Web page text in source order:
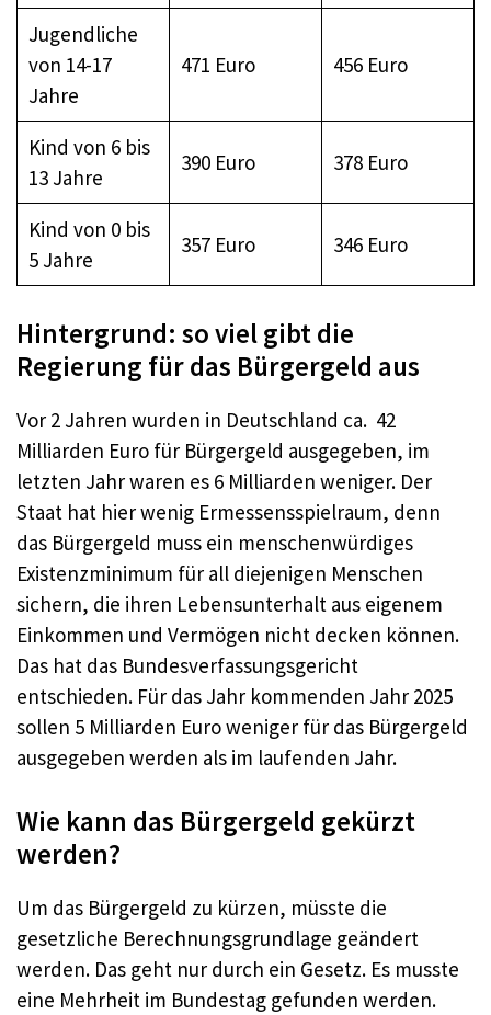
Jugendliche
von 14-17
Jahre
471 Euro 456 Euro
Kind von 6 bis
13 Jahre
390 Euro 378 Euro
Kind von 0 bis
5 Jahre
357 Euro 346 Euro
Hintergrund: so viel gibt die
Regierung für das Bürgergeld aus
Vor 2 Jahren wurden in Deutschland ca. 42
Milliarden Euro für Bürgergeld ausgegeben, im
letzten Jahr waren es 6 Milliarden weniger. Der
Staat hat hier wenig Ermessensspielraum, denn
das Bürgergeld muss ein menschenwürdiges
Existenzminimum für all diejenigen Menschen
sichern, die ihren Lebensunterhalt aus eigenem
Einkommen und Vermögen nicht decken können.
Das hat das Bundesverfassungsgericht
entschieden. Für das Jahr kommenden Jahr 2025
sollen 5 Milliarden Euro weniger für das Bürgergeld
ausgegeben werden als im laufenden Jahr.
Wie kann das Bürgergeld gekürzt
werden?
Um das Bürgergeld zu kürzen, müsste die
gesetzliche Berechnungsgrundlage geändert
werden. Das geht nur durch ein Gesetz. Es musste
eine Mehrheit im Bundestag gefunden werden.